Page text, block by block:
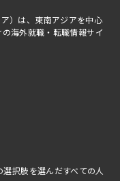
）は、東南アジアを中心
海外就職・転職情報サイ
択肢を選んだすべての人